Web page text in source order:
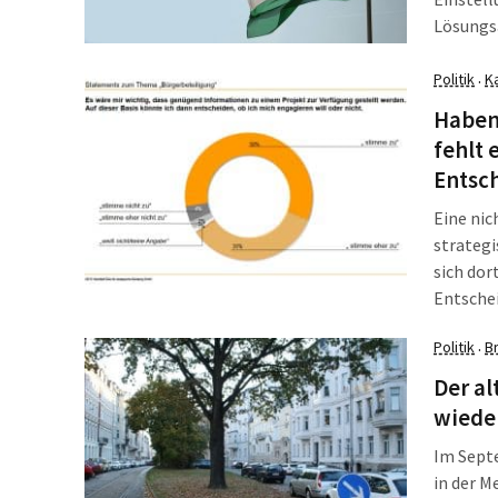
Politik·
fehlt
Eine
sich
Politik·
Der
Im
in der